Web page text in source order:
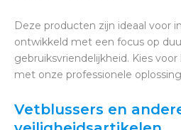
Deze producten zijn ideaal voor
ontwikkeld met een focus op
gebruiksvriendelijkheid. Kies
met onze professionele
Vetblussers en